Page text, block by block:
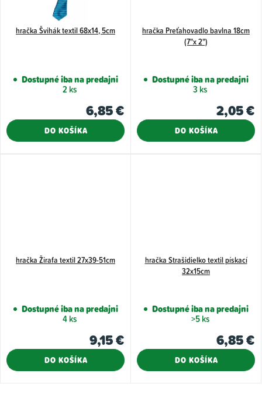
hračka Švihák textil 68x14, 5cm
Dostupné iba na predajni
2 ks
6,85 €
DO KOŠÍKA
hračka Preťahovadlo bavlna 18cm
(7"x 2")
Dostupné iba na predajni
3 ks
2,05 €
DO KOŠÍKA
hračka Žirafa textil 27x39-51cm
Dostupné iba na predajni
4 ks
9,15 €
DO KOŠÍKA
hračka Strašidielko textil pískací
32x15cm
Dostupné iba na predajni
>5 ks
6,85 €
DO KOŠÍKA